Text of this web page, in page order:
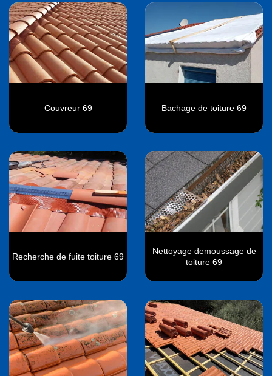
Couvreur 69 Bachage de toiture 69
Recherche de fuite toiture 69
Nettoyage demoussage de
toiture 69